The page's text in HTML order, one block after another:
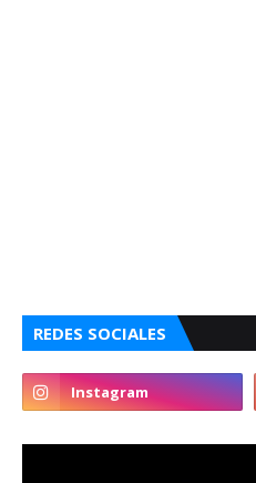
REDES SOCIALES